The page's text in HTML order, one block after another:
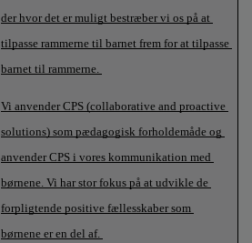
der hvor det er muligt bestræber vi os på at
tilpasse rammerne til barnet frem for at tilpasse
barnet til rammerne.
Vi anvender CPS (collaborative and proactive
solutions) som pædagogisk forholdemåde og
anvender CPS i vores kommunikation med
børnene. Vi har stor fokus på at udvikle de
forpligtende positive fællesskaber som
børnene er en del af.